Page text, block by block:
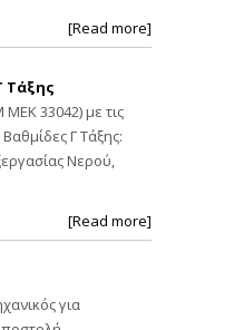
[Read more]
Τάξης
ΜΕΚ 33042) με τις
Γ Τάξης:
Νερού,
[Read more]
για